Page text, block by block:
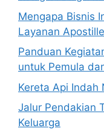
Mengapa Bisnis
Layanan Apostille
Panduan
untuk Pemula
Kereta Api Indah
Jalur Pendakian
Keluarga